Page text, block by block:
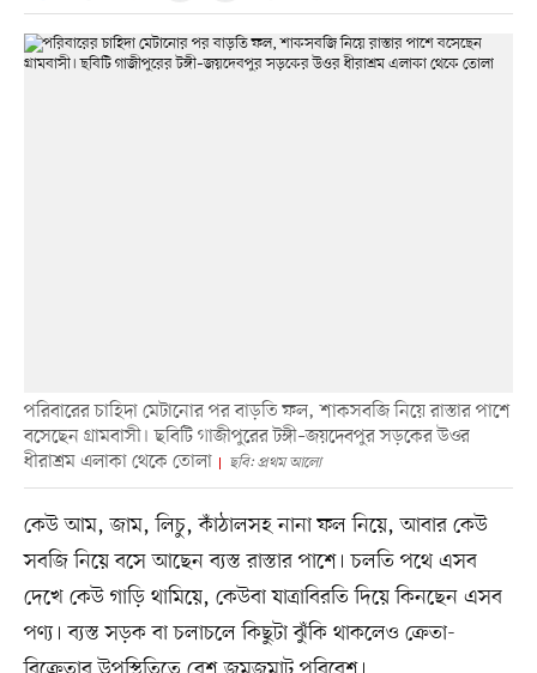
পরিবারের চাহিদা মেটানোর পর বাড়তি ফল, শাকসবজি নিয়ে রাস্তার পাশে
বসেছেন গ্রামবাসী। ছবিটি গাজীপুরের টঙ্গী–জয়দেবপুর সড়কের উওর
ধীরাশ্রম এলাকা থেকে তোলা
ছবি: প্রথম আলো
কেউ আম, জাম, লিচু, কাঁঠালসহ নানা ফল নিয়ে, আবার কেউ
সবজি নিয়ে বসে আছেন ব্যস্ত রাস্তার পাশে। চলতি পথে এসব
দেখে কেউ গাড়ি থামিয়ে, কেউবা যাত্রাবিরতি দিয়ে কিনছেন এসব
পণ্য। ব্যস্ত সড়ক বা চলাচলে কিছুটা ঝুঁকি থাকলেও ক্রেতা-